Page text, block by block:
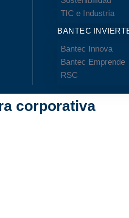
TIC e Industria
BANTEC
Bantec Innova
Bantec Emprende
RSC
corporativa